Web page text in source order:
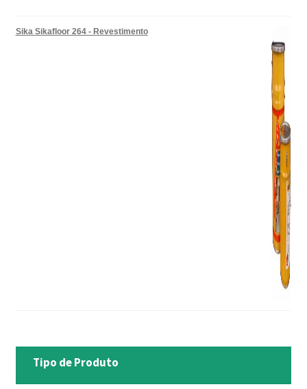
Sika Sikafloor 264 - Revestimento
Tipo de Produto